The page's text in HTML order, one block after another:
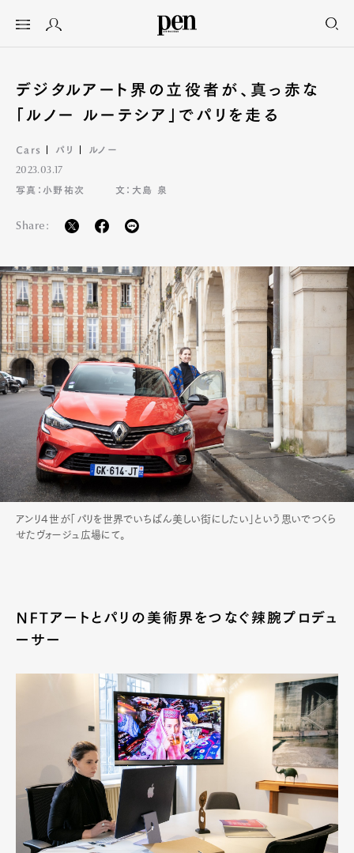
デジタルアート界の立役者が、真っ赤な
「ルノー ルーテシア」でパリを走る
Cars パリ ルノー
2023.03.17
写真：小野祐次
文：大島 泉
Share:
アンリ４世が「パリを世界でいちばん美しい街にしたい」という思いでつくら
せたヴォージュ広場にて。
NFTアートとパリの美術界をつなぐ辣腕プロデュ
ーサー